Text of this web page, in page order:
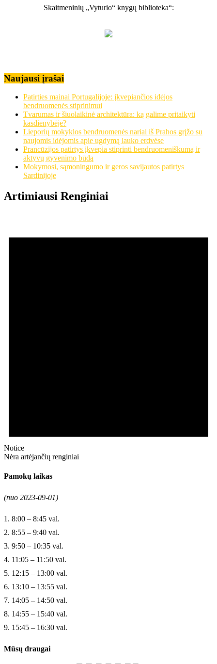
Skaitmeninių „Vyturio“ knygų biblioteka“:
Naujausi įrašai
Patirties mainai Portugalijoje: įkvepiančios idėjos
bendruomenės stiprinimui
Tvarumas ir šiuolaikinė architektūra: ką galime pritaikyti
kasdienybėje?
Lieporių mokyklos bendruomenės nariai iš Prahos grįžo su
naujomis idėjomis apie ugdymą lauko erdvėse
Prancūzijos patirtys įkvepia stiprinti bendruomeniškumą ir
aktyvų gyvenimo būdą
Mokymosi, sąmoningumo ir geros savijautos patirtys
Sardinijoje
Artimiausi Renginiai
Notice
Nėra artėjančių renginiai
Pamokų laikas
(nuo 2023-09-01)
1. 8:00 – 8:45 val.
2. 8:55 – 9:40 val.
3. 9:50 – 10:35 val.
4. 11:05 – 11:50 val.
5. 12:15 – 13:00 val.
6. 13:10 – 13:55 val.
7. 14:05 – 14:50 val.
8. 14:55 – 15:40 val.
9. 15:45 – 16:30 val.
Mūsų draugai